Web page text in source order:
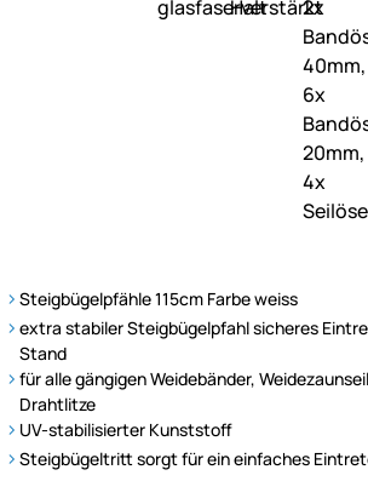
Steigbügelpfähle 115cm Farbe weiss
extra stabiler Steigbügelpfahl sicheres
Stand
für alle gängigen Weidebänder,
Drahtlitze
UV-stabilisierter Kunststoff
Steigbügeltritt sorgt für ein einfaches